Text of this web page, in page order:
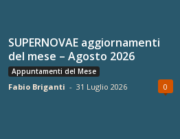
SUPERNOVAE aggiornamenti
del mese – Agosto 2026
Appuntamenti del Mese
Fabio Briganti - 31 Luglio 2026 0